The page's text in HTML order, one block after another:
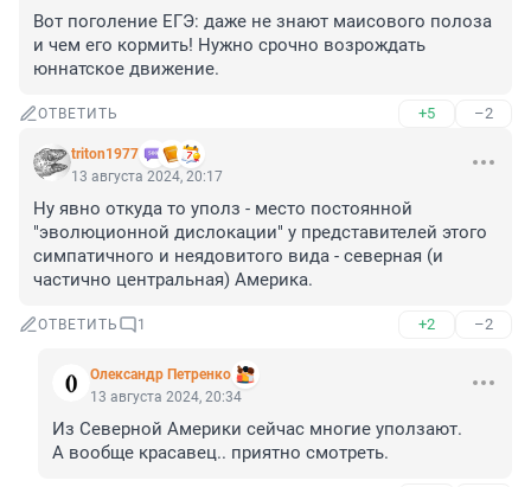
Вот поголение ЕГЭ: даже не знают маисового полоза
и чем его кормить! Нужно срочно возрождать
юннатское движение.
ОТВЕТИТЬ +5 –2
triton1977
13 августа 2024, 20:17
Ну явно откуда то уполз - место постоянной
"эволюционной дислокации" у представителей этого
симпатичного и неядовитого вида - северная (и
частично центральная) Америка.
ОТВЕТИТЬ 1 +2 –2
Олександр Петренко
13 августа 2024, 20:34
Из Северной Америки сейчас многие уползают.
А вообще красавец.. приятно смотреть.